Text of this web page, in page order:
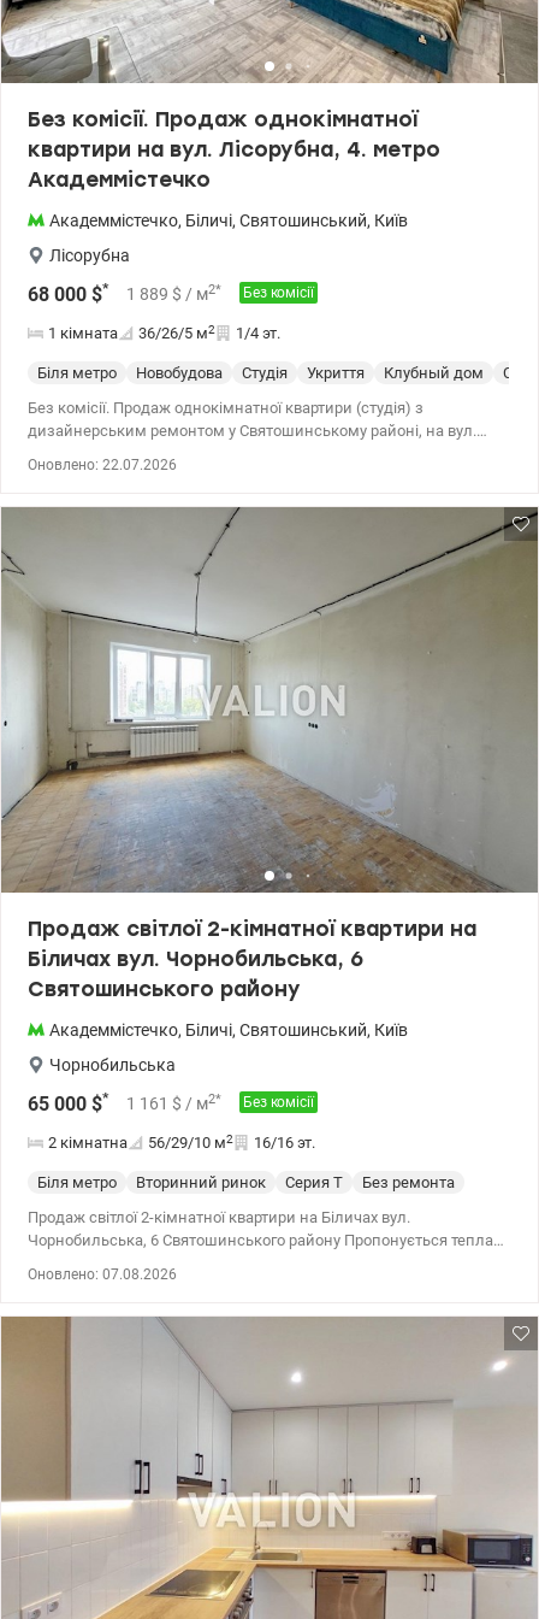
Без комісії. Продаж однокімнатної
квартири на вул. Лісорубна, 4. метро
Академмістечко
Академмістечко, Біличі, Святошинський, Київ
Лісорубна
68 000 $* 1 889 $ / м2* Без комісії
1 кімната 36/26/5 м2 1/4 эт.
Біля метро Новобудова Студія Укриття Клубный дом
С
Без комісії. Продаж однокімнатної квартири (студія) з
дизайнерським ремонтом у Святошинському районі, на вул.
землею і з теплою підлогою по всій квартирі. Загальна площа
відеоспостереження, дитячим майданчиком, та паркінгом. У
пішій доступності магазини, супермаркет Spar, Novus, кафе,
McDonald's, банкомати, аптеки, ринки, зупинки громадського
транспорту. Школи, садки, відділення банків та нової пошти. За
кілька зупинок від будинку ТРЦ Lavina Mall, Ашан, Сільпо,
Winetime, Епіцентр, Multiplex. Озеро, ліс. До метро
Академмістечко 15-20 хвилин пішки. Великий досвід допомоги
при купівлі квартир за державними програмами, безготівковий
розрахунок 1) Держмолодь, Єоселя (Є-оселя), Євідновлення,
Сертифікат 2) Житло для ВПО та військових (постанова 280 та
інше) Без комісії для покупця. Розглядаємо державні програми:
Євідновлення, Сертифікат, Сертификат, Держмолодь, Житло для
ВПО та військових (постанова 280 та інше). Телефонуйте.
Записуйтесь на перегляд. Ціна 68 000 у.о. Олександр Зайцев
0990100903, 0972910726 valion.ua/1154432
Оновлено: 22.07.2026
Продаж світлої 2-кімнатної квартири на
Біличах вул. Чорнобильська, 6
Святошинського району
Академмістечко, Біличі, Святошинський, Київ
Чорнобильська
65 000 $* 1 161 $ / м2* Без комісії
2 кімнатна 56/29/10 м2 16/16 эт.
Біля метро Вторинний ринок Серия Т
Без ремонта
Продаж світлої 2-кімнатної квартири на Біличах вул.
Чорнобильська, 6 Святошинського району Пропонується тепла
вами повна тиша та чудовий панорамний вигляд без жодних
ремонту вже зроблена. Вам залишилося обрати лише колір стін
та підлогове покриття на свій смак! Як бонус візуалізація
майбутнього інтер'єру у подарунок! Можу переслати по запиту
довговічні поліпропіленові труби, -передбачено виводи під
посудомийну машину та гігієнічний душ, -встановлено нові
лічильники води. Сучасна електрика: повністю замінена
проводка, встановлено окремі автомати на кожну зону та
економний лічильник «день/ніч». Заведена потужність під
кондиціонери в кімнаті та на кухні, а у двох кімнатах уже
Оновлено: 07.08.2026